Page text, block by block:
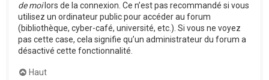
de moilors de la connexion. Ce n’est pas recommandé si vous
utilisez un ordinateur public pour accéder au forum
(bibliothèque, cyber-café, université, etc.). Si vous ne voyez
pas cette case, cela signifie qu’un administrateur du forum a
désactivé cette fonctionnalité.
Haut